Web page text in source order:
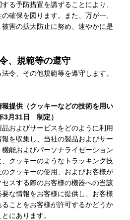
る予防措置を講ずることにより、
確保を図ります。また、万が一、
害の拡大防止に努め、速やかに是
、規範等の遵守
令、その他規範等を遵守します。
提供（クッキーなどの技術を用い
3月31日 制定）
およびサービスをどのように利用
を収集し、当社の製品およびサー
能およびパーソナライゼーション
クッキーのようなトラッキング技
クッキーの使用、およびお客様が
スする際のお客様の機器への当該
な情報をお客様に提供し、お客様
ことをお客様が許可するかどうか
にあります。